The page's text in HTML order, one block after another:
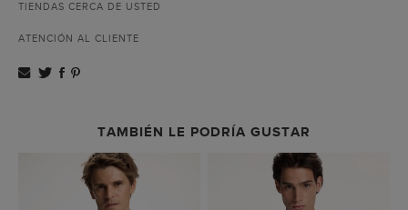
TIENDAS CERCA DE USTED
ATENCIÓN AL CLIENTE
TAMBIÉN LE PODRÍA GUSTAR